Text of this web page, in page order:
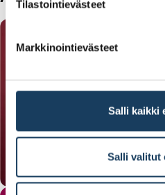
Tilastointievästeet
Markkinointievästeet
Salli kaikki
Salli valitut